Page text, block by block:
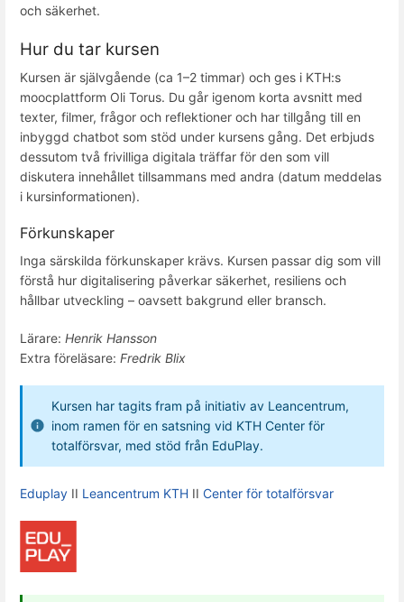
och säkerhet.
Hur du tar kursen
Kursen är självgående (ca 1–2 timmar) och ges i KTH:s
moocplattform Oli Torus. Du går igenom korta avsnitt med
texter, filmer, frågor och reflektioner och har tillgång till en
inbyggd chatbot som stöd under kursens gång. Det erbjuds
dessutom två frivilliga digitala träffar för den som vill
diskutera innehållet tillsammans med andra (datum meddelas
i kursinformationen).
Förkunskaper
Inga särskilda förkunskaper krävs. Kursen passar dig som vill
förstå hur digitalisering påverkar säkerhet, resiliens och
hållbar utveckling – oavsett bakgrund eller bransch.
Lärare: Henrik Hansson
Extra föreläsare: Fredrik Blix
Kursen har tagits fram på initiativ av Leancentrum,
inom ramen för en satsning vid KTH Center för
totalförsvar, med stöd från EduPlay.
Eduplay II Leancentrum KTH II Center för totalförsvar